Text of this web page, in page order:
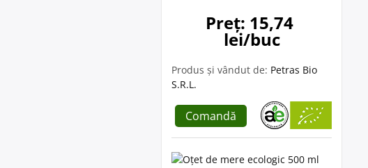
Preț: 15,74
lei/buc
Produs și vândut de: Petras Bio
S.R.L.
Comandă